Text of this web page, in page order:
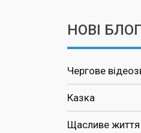
НОВІ
Чергове
Казка
Щасливе життя